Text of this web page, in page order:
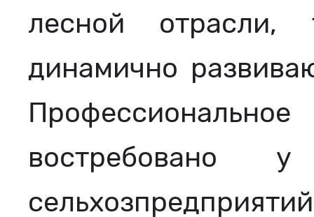
лесной отрасли,
динамично
Профессиональное
востребовано